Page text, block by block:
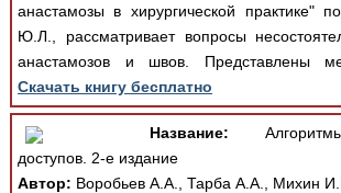
анастамозы в хирургической практике"
Ю.Л., рассматривает вопросы
анастамозов и швов. Представлены
Скачать книгу бесплатно
Название:
доступов. 2-е издание
Автор: Воробьев А.А., Тарба А.А., Михин